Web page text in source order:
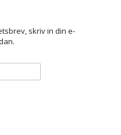
skriv in din e-